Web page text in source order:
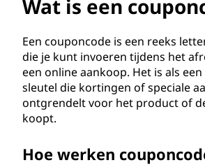
Wat is een
Een couponcode is een reeks
die je kunt invoeren tijdens het
een online aankoop. Het is als
sleutel die kortingen of speciale
ontgrendelt voor het product of
koopt.
Hoe werken